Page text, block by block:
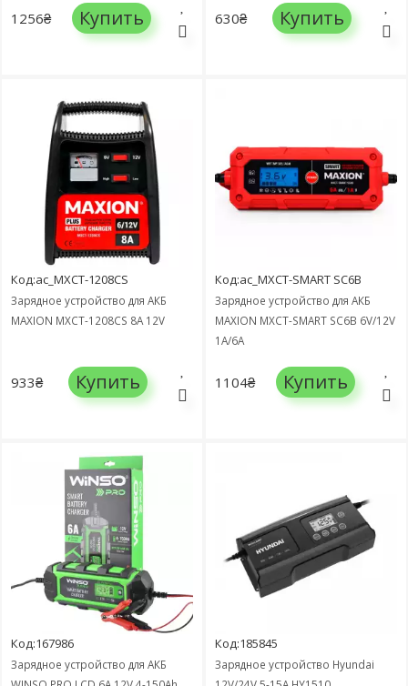
1256₴ Купить 630₴ Купить
Код:ac_MXCT-1208CS
Зарядное устройство для АКБ
MAXION MXCT-1208CS 8A 12V
933₴ Купить
Код:ac_MXCT-SMART SC6B
Зарядное устройство для АКБ
MAXION MXCT-SMART SC6B 6V/12V
1A/6A
1104₴ Купить
Код:167986
Зарядное устройство для АКБ
Код:185845
Зарядное устройство Hyundai